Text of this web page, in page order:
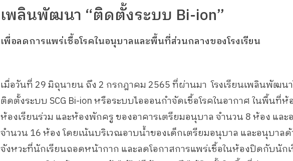
เพลินพัฒนา “ติดตั้งระบบ Bi-ion”
เพื่อลดการแพร่เชื้อโรคในอนุบาลและพื้นที่ส่วนกลางของโรงเรียน
เมื่อวันที่ 29 มิถุนายน ถึง 2 กรกฎาคม 2565 ที่ผ่านมา โรงเรียนเพลินพัฒน
ติดตั้งระบบ SCG Bi-ion หรือระบบไอออนกำจัดเชื้อโรคในอากาศ ในพื้นที่ห้
ห้องเรียนร่วม และห้องพักครู ของอาคารเตรียมอนุบาล จำนวน 8 ห้อง และ
จำนวน 16 ห้อง โดยเน้นบริเวณอาบน้ำของเด็กเตรียมอนุบาล และอนุบาล
จังหวะที่นักเรียนถอดหน้ากาก และลดโอกาสการแพร่เชื้อในห้องปิดกับนัก